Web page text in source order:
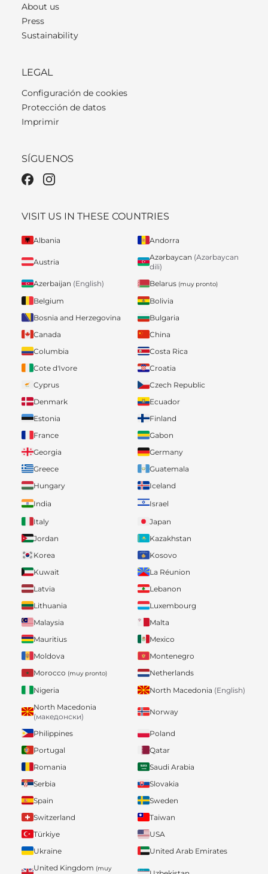
About us
Press
Sustainability
LEGAL
Configuración de cookies
Protección de datos
Imprimir
SÍGUENOS
VISIT US IN THESE COUNTRIES
Albania Andorra
Austria
Azərbaycan (Azərbaycan
dili)
Azerbaijan (English) Belarus (muy pronto)
Belgium
Bolivia
Bosnia and Herzegovina
Bulgaria
Canada
China
Columbia
Costa Rica
Cote d'Ivore
Croatia
Cyprus
Czech Republic
Denmark
Ecuador
Estonia
Finland
France
Gabon
Georgia
Germany
Greece
Guatemala
Hungary
Iceland
India
Israel
Italy
Japan
Jordan
Kazakhstan
Korea
Kosovo
Kuwait
La Réunion
Latvia
Lebanon
Lithuania
Luxembourg
Malaysia
Malta
Mauritius
Mexico
Moldova
Montenegro
Morocco (muy pronto)
Netherlands
Nigeria
North Macedonia (English)
North Macedonia
(македонски)
Norway
Philippines
Poland
Portugal
Qatar
Romania
Saudi Arabia
Serbia
Slovakia
Spain
Sweden
Switzerland
Taiwan
Türkiye
USA
Ukraine
United Arab Emirates
United Kingdom (muy